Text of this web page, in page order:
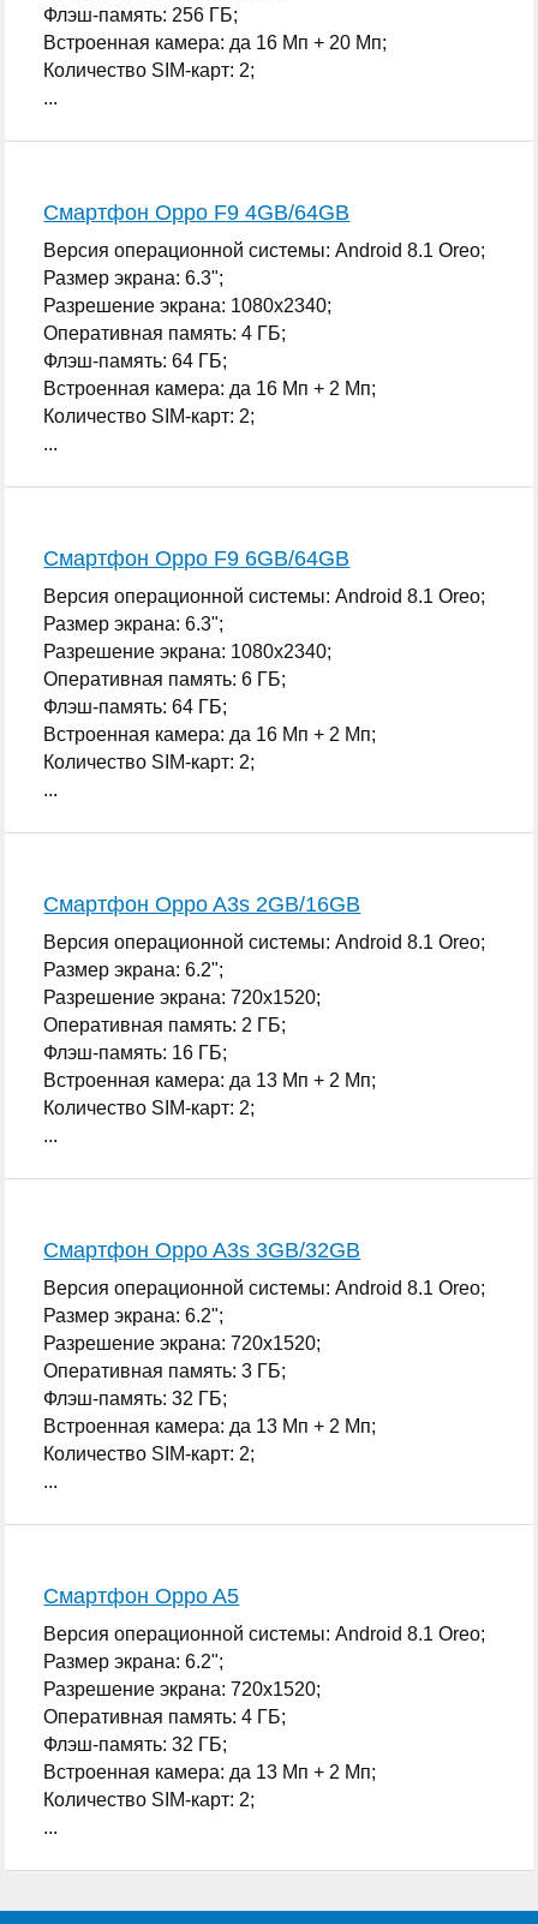
Флэш-память: 256 ГБ;
Встроенная камера: да 16 Мп + 20 Мп;
Количество SIM-карт: 2;
...
Смартфон Oppo F9 4GB/64GB
Версия операционной системы: Android 8.1 Oreo;
Размер экрана: 6.3";
Разрешение экрана: 1080x2340;
Оперативная память: 4 ГБ;
Флэш-память: 64 ГБ;
Встроенная камера: да 16 Мп + 2 Мп;
Количество SIM-карт: 2;
...
Смартфон Oppo F9 6GB/64GB
Версия операционной системы: Android 8.1 Oreo;
Размер экрана: 6.3";
Разрешение экрана: 1080x2340;
Оперативная память: 6 ГБ;
Флэш-память: 64 ГБ;
Встроенная камера: да 16 Мп + 2 Мп;
Количество SIM-карт: 2;
...
Смартфон Oppo A3s 2GB/16GB
Версия операционной системы: Android 8.1 Oreo;
Размер экрана: 6.2";
Разрешение экрана: 720x1520;
Оперативная память: 2 ГБ;
Флэш-память: 16 ГБ;
Встроенная камера: да 13 Мп + 2 Мп;
Количество SIM-карт: 2;
...
Смартфон Oppo A3s 3GB/32GB
Версия операционной системы: Android 8.1 Oreo;
Размер экрана: 6.2";
Разрешение экрана: 720x1520;
Оперативная память: 3 ГБ;
Флэш-память: 32 ГБ;
Встроенная камера: да 13 Мп + 2 Мп;
Количество SIM-карт: 2;
...
Смартфон Oppo A5
Версия операционной системы: Android 8.1 Oreo;
Размер экрана: 6.2";
Разрешение экрана: 720x1520;
Оперативная память: 4 ГБ;
Флэш-память: 32 ГБ;
Встроенная камера: да 13 Мп + 2 Мп;
Количество SIM-карт: 2;
...